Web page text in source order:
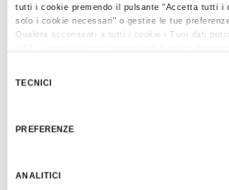
tutti i cookie premendo il pulsante “Accetta tutti i
solo i cookie necessari" o gestire le tue
Qualora acconsenti a tutti i cookie i Tuoi dati
TECNICI
PREFERENZE
ANALITICI
DETAILS